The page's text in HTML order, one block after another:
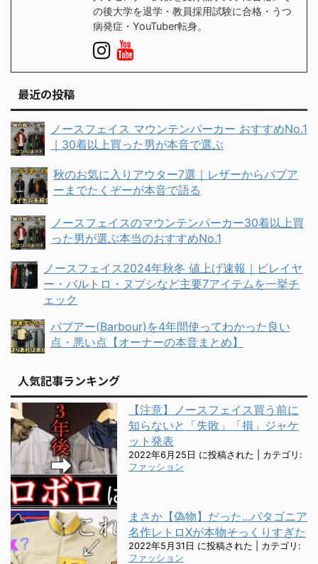
の後大学を退学・教員採用試験に合格・うつ
病発症・YouTuber転身。
最近の投稿
ノースフェイス マウンテンパーカー おすすめNo.1
｜30着以上買った男が本音で選ぶ
秋のお気に入りアウター7選｜レザーからバブア
ーまでたくぞーが本音で語る
ノースフェイスのマウンテンパーカー30着以上買
った男が選ぶ本当のおすすめNo.1
ノースフェイス2024年秋冬 値上げ速報｜ビレイヤ
ー・バルトロ・ヌプシなど主要7アイテムを一挙チ
ェック
バブアー(Barbour)を4年間使ってわかった良い
点・悪い点【オーナーの本音まとめ】
人気記事ランキング
【注意】ノースフェイス買う前に
知らないと「失敗」「損」ジャケ
ット発表
2022年6月25日 に投稿された
カテゴリ:
ファッション
まさか【偽物】だった...パタゴニア
名作レトロXが本物そっくりすぎた
2022年5月31日 に投稿された
カテゴリ:
ファッション